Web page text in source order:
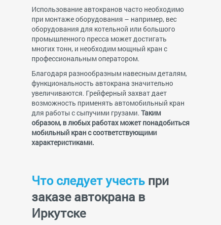
Использование автокранов часто необходимо
при монтаже оборудования – например, вес
оборудования для котельной или большого
промышленного пресса может достигать
многих тонн, и необходим мощный кран с
профессиональным оператором.
Благодаря разнообразным навесным деталям,
функциональность автокрана значительно
увеличиваются. Грейферный захват дает
возможность применять автомобильный кран
для работы с сыпучими грузами. Таким
образом, в любых работах может понадобиться
мобильный кран с соответствующими
характеристиками.
Что следует учесть при
заказе автокрана в
Иркутске